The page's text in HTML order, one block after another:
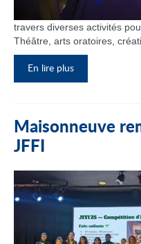
travers diverses activités
Théâtre, arts oratoires,
En lire plus
Maisonneuve
JFFI